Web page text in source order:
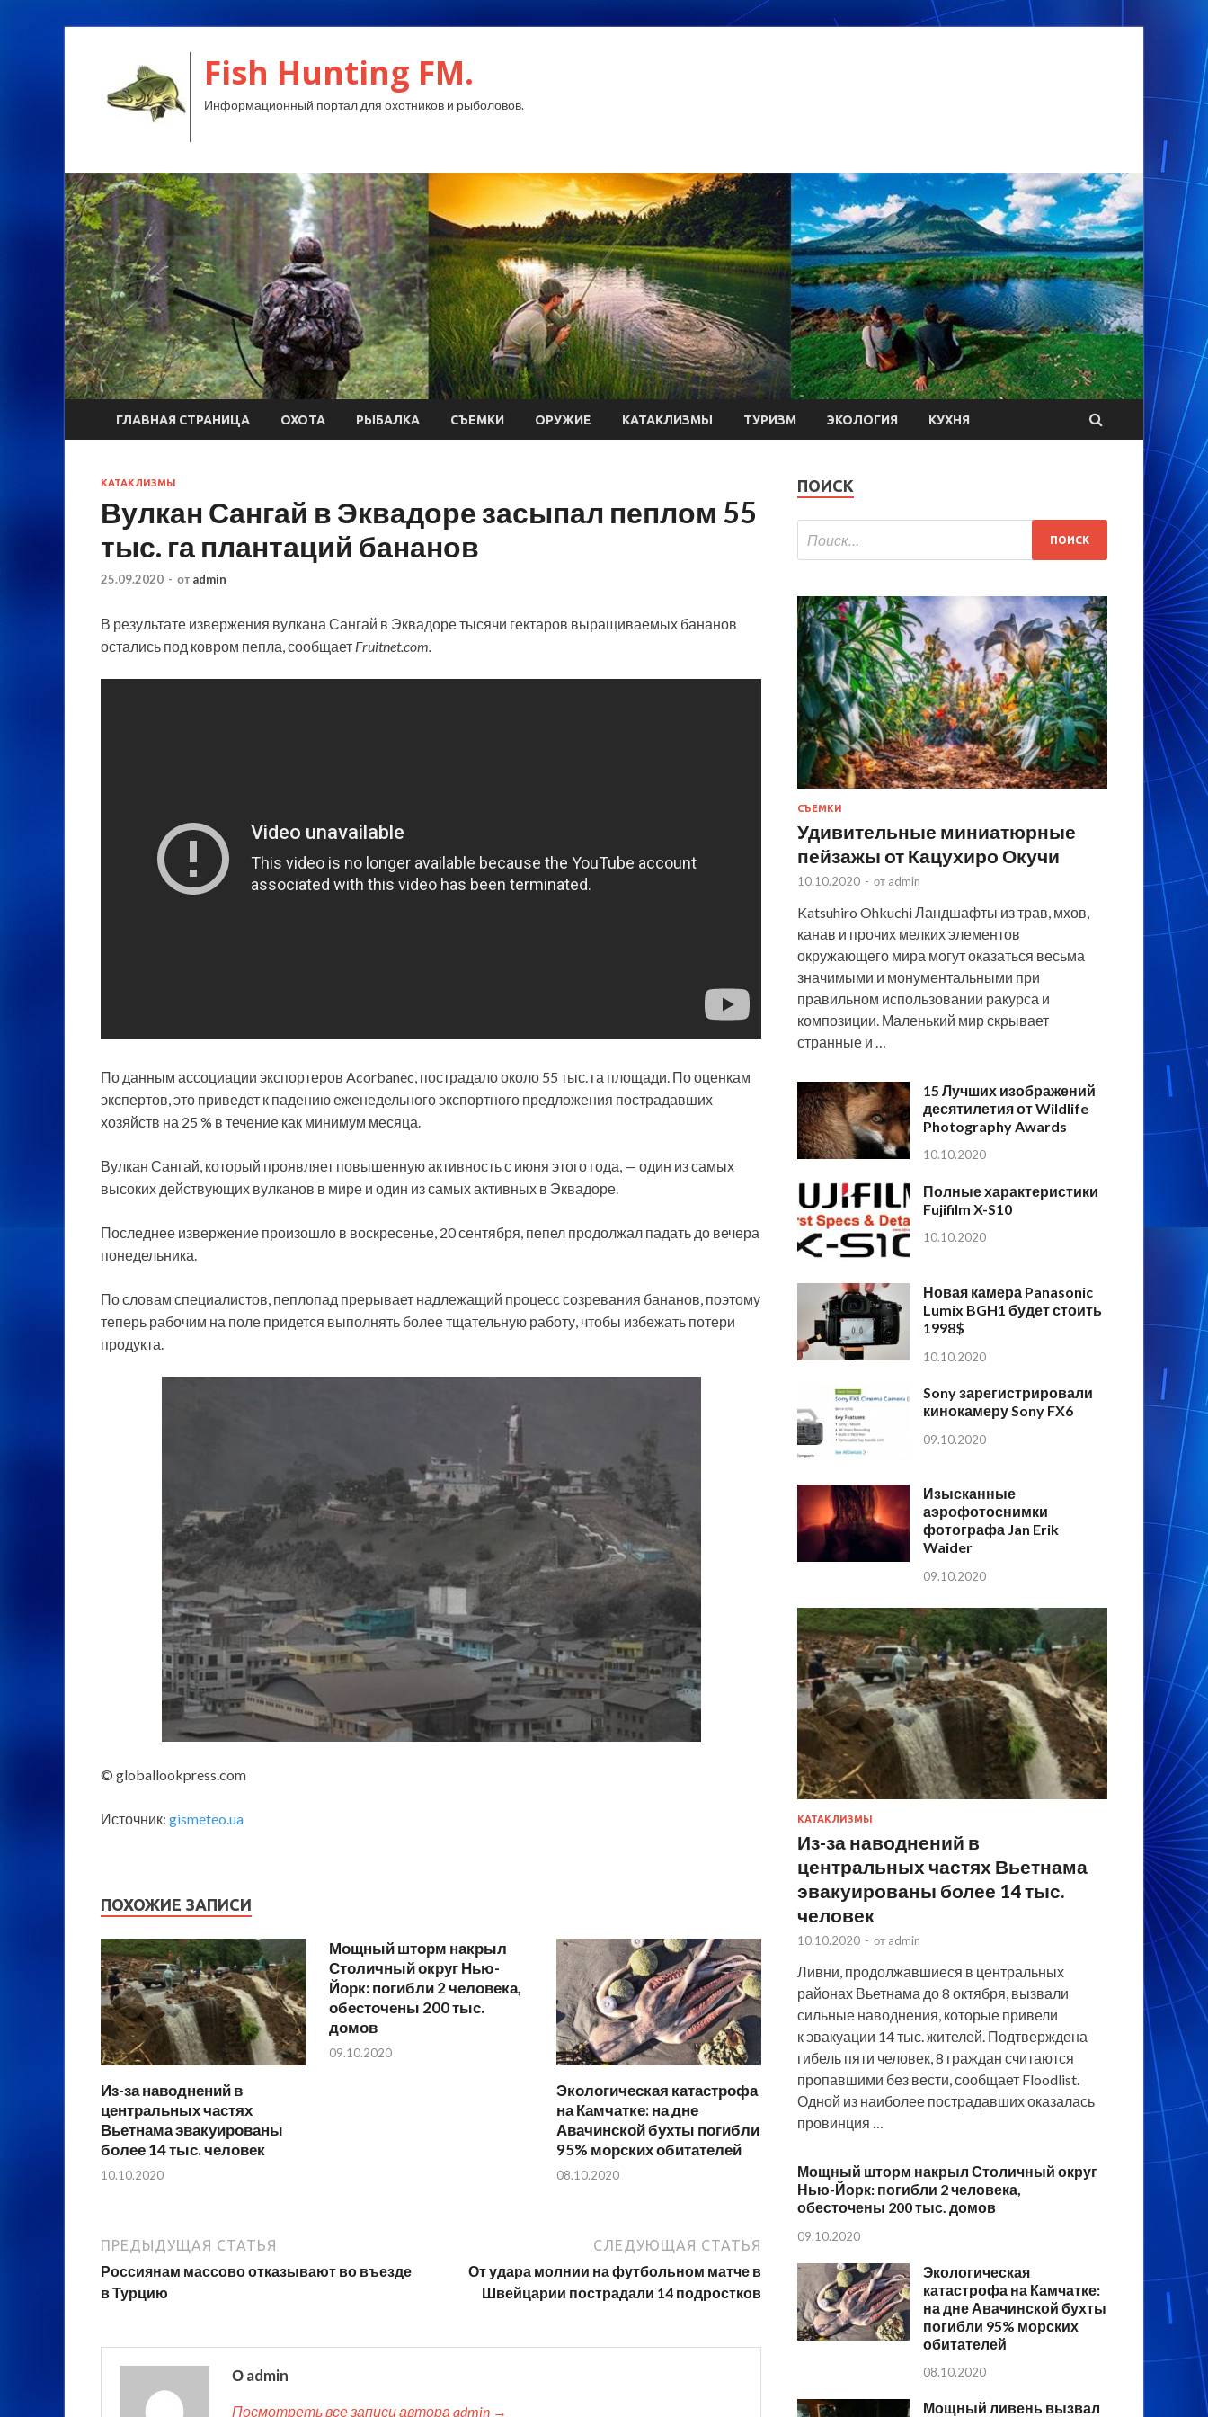
Fish Hunting FM.
Информационный портал для охотников и рыболовов.
ГЛАВНАЯ СТРАНИЦА ОХОТА РЫБАЛКА СЪЕМКИ ОРУЖИЕ КАТАКЛИЗМЫ ТУРИЗМ ЭКОЛОГИЯ КУХНЯ
КАТАКЛИЗМЫ
Вулкан Сангай в Эквадоре засыпал пеплом 55
тыс. га плантаций бананов
25.09.2020 - от admin
В результате извержения вулкана Сангай в Эквадоре тысячи гектаров выращиваемых бананов
остались под ковром пепла, сообщает Fruitnet.com.
По данным ассоциации экспортеров Acorbanec, пострадало около 55 тыс. га площади. По оценкам
экспертов, это приведет к падению еженедельного экспортного предложения пострадавших
хозяйств на 25 % в течение как минимум месяца.
Вулкан Сангай, который проявляет повышенную активность с июня этого года, — один из самых
высоких действующих вулканов в мире и один из самых активных в Эквадоре.
Последнее извержение произошло в воскресенье, 20 сентября, пепел продолжал падать до вечера
понедельника.
По словам специалистов, пеплопад прерывает надлежащий процесс созревания бананов, поэтому
теперь рабочим на поле придется выполнять более тщательную работу, чтобы избежать потери
продукта.
© globallookpress.com
Источник: gismeteo.ua
ПОХОЖИЕ ЗАПИСИ
Из-за наводнений в
центральных частях
Вьетнама эвакуированы
более 14 тыс. человек
10.10.2020
Мощный шторм накрыл
Столичный округ Нью-
Йорк: погибли 2 человека,
обесточены 200 тыс.
домов
09.10.2020
Экологическая катастрофа
на Камчатке: на дне
Авачинской бухты погибли
95% морских обитателей
08.10.2020
ПРЕДЫДУЩАЯ СТАТЬЯ
Россиянам массово отказывают во въезде
в Турцию
СЛЕДУЮЩАЯ СТАТЬЯ
От удара молнии на футбольном матче в
Швейцарии пострадали 14 подростков
О admin
Посмотреть все записи автора admin →
ПОИСК
СЪЕМКИ
Удивительные миниатюрные
пейзажы от Кацухиро Окучи
10.10.2020 - от admin
Katsuhiro Ohkuchi Ландшафты из трав, мхов,
канав и прочих мелких элементов
окружающего мира могут оказаться весьма
значимыми и монументальными при
правильном использовании ракурса и
композиции. Маленький мир скрывает
странные и …
15 Лучших изображений
десятилетия от Wildlife
Photography Awards
10.10.2020
Полные характеристики
Fujifilm X-S10
10.10.2020
Новая камера Panasonic
Lumix BGH1 будет стоить
1998$
10.10.2020
Sony зарегистрировали
кинокамеру Sony FX6
09.10.2020
Изысканные
аэрофотоснимки
фотографа Jan Erik
Waider
09.10.2020
КАТАКЛИЗМЫ
Из-за наводнений в
центральных частях Вьетнама
эвакуированы более 14 тыс.
человек
10.10.2020 - от admin
Ливни, продолжавшиеся в центральных
районах Вьетнама до 8 октября, вызвали
сильные наводнения, которые привели
к эвакуации 14 тыс. жителей. Подтверждена
гибель пяти человек, 8 граждан считаются
пропавшими без вести, сообщает Floodlist.
Одной из наиболее пострадавших оказалась
провинция …
Мощный шторм накрыл Столичный округ
Нью-Йорк: погибли 2 человека,
обесточены 200 тыс. домов
09.10.2020
Экологическая
катастрофа на Камчатке:
на дне Авачинской бухты
погибли 95% морских
обитателей
08.10.2020
Мощный ливень вызвал